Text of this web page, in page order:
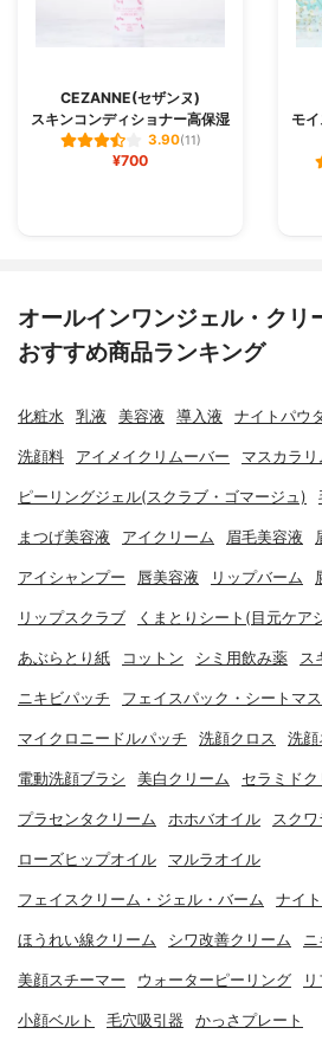
CEZANNE(セザンヌ)
スキンコンディショナー高保湿
3.90(11)
¥700
モ
オールインワンジェル・クリ
おすすめ商品ランキング
化粧水 乳液 美容液 導入液 ナイトパウ
洗顔料 アイメイクリムーバー マスカラ
ピーリングジェル(スクラブ・ゴマージュ)
まつげ美容液 アイクリーム 眉毛美容液
アイシャンプー 唇美容液 リップバーム
リップスクラブ くまとりシート(目元ケア
あぶらとり紙 コットン シミ用飲み薬 ス
ニキビパッチ フェイスパック・シートマ
マイクロニードルパッチ 洗顔クロス 洗顔
電動洗顔ブラシ 美白クリーム セラミドク
プラセンタクリーム ホホバオイル スク
ローズヒップオイル マルラオイル
フェイスクリーム・ジェル・バーム ナイ
ほうれい線クリーム シワ改善クリーム
美顔スチーマー ウォーターピーリング
小顔ベルト 毛穴吸引器 かっさプレート